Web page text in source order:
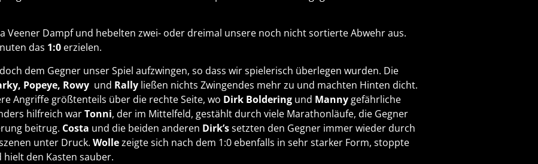
Veener Dampf und hebelten zwei- oder dreimal unsere noch nicht sortierte Abwehr aus.
das 1:0 erzielen.
dem Gegner unser Spiel aufzwingen, so dass wir spielerisch überlegen wurden. Die
Popeye, Rowy und Rally ließen nichts Zwingendes mehr zu und machten Hinten dicht.
Angriffe größtenteils über die rechte Seite, wo Dirk Boldering und Manny gefährliche
hilfreich warTonni, der im Mittelfeld, gestählt durch viele Marathonläufe, die Gegner
beitrug. Costa und die beiden anderen Dirk’ssetzten den Gegner immer wieder durch
unter Druck. Wollezeigte sich nach dem 1:0 ebenfalls in sehr starker Form, stoppte
den Kasten sauber.